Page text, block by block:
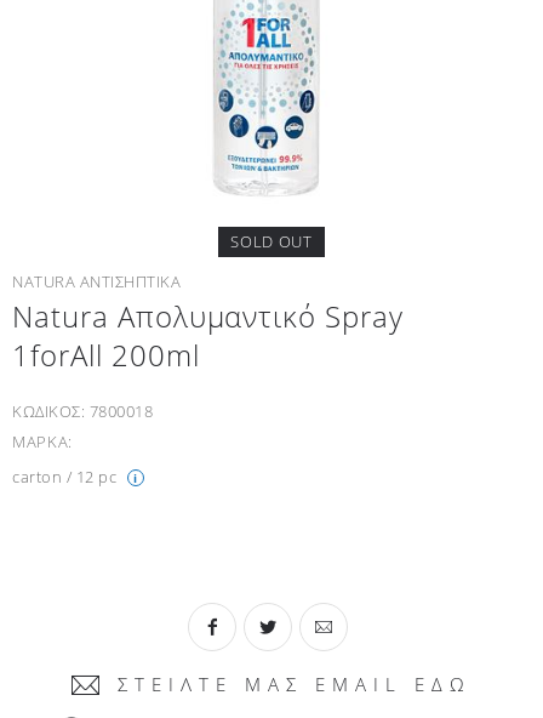
SOLD OUT
NATURA ΑΝΤΙΣΗΠΤΙΚΆ
Natura Απολυμαντικό Spray
1forAll 200ml
ΚΩΔΙΚΟΣ: 7800018
ΜΑΡΚΑ:
carton / 12 pc
i
ΣΤΕΙΛΤΕ ΜΑΣ EMAIL ΕΔΩ